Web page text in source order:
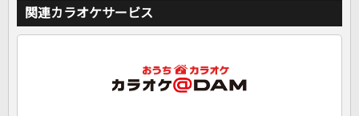
関連カラオケサービス